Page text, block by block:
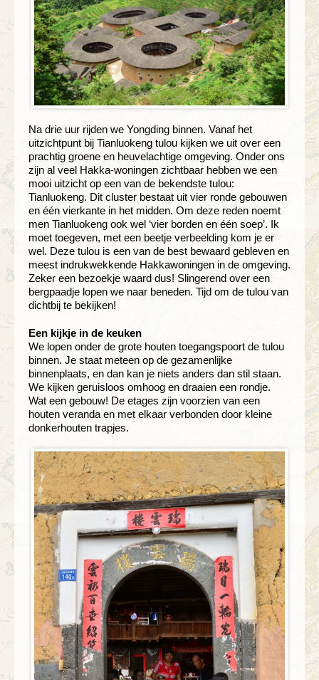
Na drie uur rijden we Yongding binnen. Vanaf het
uitzichtpunt bij Tianluokeng tulou kijken we uit over een
prachtig groene en heuvelachtige omgeving. Onder ons
zijn al veel Hakka-woningen zichtbaar hebben we een
mooi uitzicht op een van de bekendste tulou:
Tianluokeng. Dit cluster bestaat uit vier ronde gebouwen
en één vierkante in het midden. Om deze reden noemt
men Tianluokeng ook wel ‘vier borden en één soep’. Ik
moet toegeven, met een beetje verbeelding kom je er
wel. Deze tulou is een van de best bewaard gebleven en
meest indrukwekkende Hakkawoningen in de omgeving.
Zeker een bezoekje waard dus! Slingerend over een
bergpaadje lopen we naar beneden. Tijd om de tulou van
dichtbij te bekijken!
Een kijkje in de keuken
We lopen onder de grote houten toegangspoort de tulou
binnen. Je staat meteen op de gezamenlijke
binnenplaats, en dan kan je niets anders dan stil staan.
We kijken geruisloos omhoog en draaien een rondje.
Wat een gebouw! De etages zijn voorzien van een
houten veranda en met elkaar verbonden door kleine
donkerhouten trapjes.